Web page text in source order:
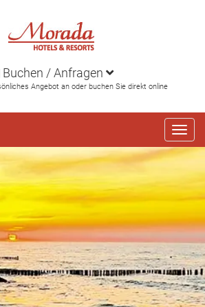
Buchen / Anfragen
Angebot an oder buchen Sie direkt online